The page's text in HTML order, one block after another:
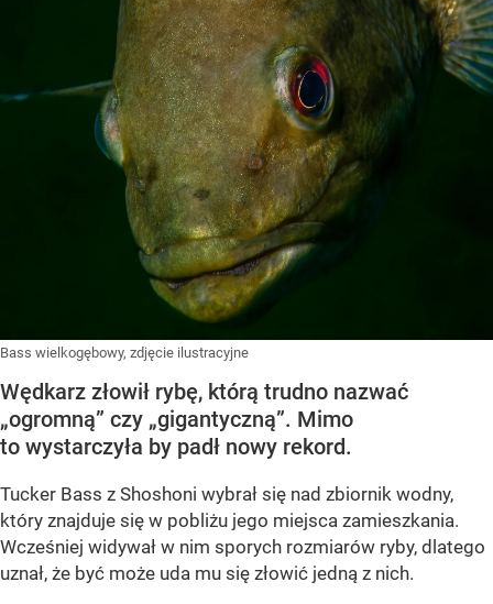
Bass wielkogębowy, zdjęcie ilustracyjne
Wędkarz złowił rybę, którą trudno nazwać
„ogromną” czy „gigantyczną”. Mimo
to wystarczyła by padł nowy rekord.
Tucker Bass z Shoshoni wybrał się nad zbiornik wodny,
który znajduje się w pobliżu jego miejsca zamieszkania.
Wcześniej widywał w nim sporych rozmiarów ryby, dlatego
uznał, że być może uda mu się złowić jedną z nich.